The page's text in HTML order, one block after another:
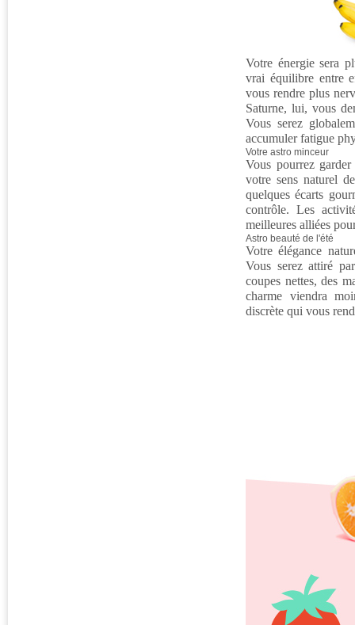
Votre énergie sera
vrai équilibre entre
vous rendre plus
Saturne, lui, vous
Vous serez
accumuler fatigue
Votre astro minceur
Vous pourrez
votre sens naturel
quelques écarts
contrôle. Les
meilleures alliées
Astro beauté de l'été
Votre élégance
Vous serez attiré
coupes nettes, des
charme viendra
discrète qui vous